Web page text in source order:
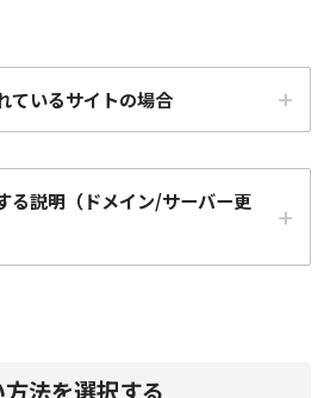
ているサイトの場合
る説明（ドメイン/サーバー更
法を選択する